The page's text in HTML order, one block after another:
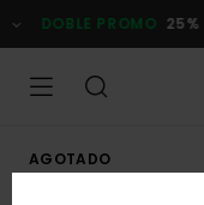
la
DOBLE PROMO
AGOTADO